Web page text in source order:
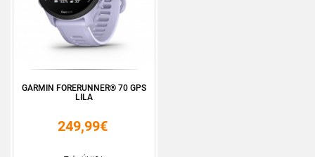
GARMIN FORERUNNER® 70 GPS
LILA
249,99€